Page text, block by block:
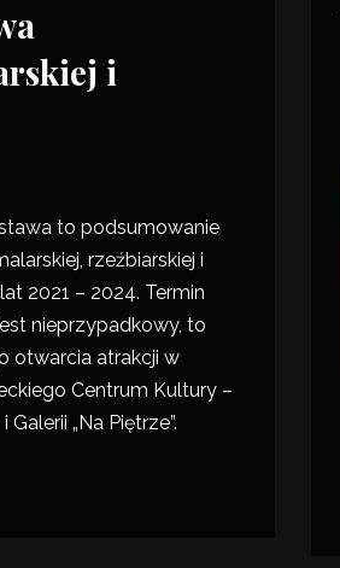
i
to podsumowanie
rzeźbiarskiej i
2021 – 2024. Termin
nieprzypadkowy, to
otwarcia atrakcji w
Centrum Kultury –
Galerii „Na Piętrze”.